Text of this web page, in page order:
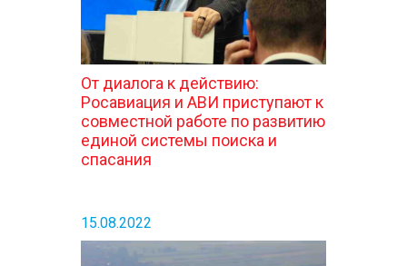
От диалога к действию:
Росавиация и АВИ приступают к
совместной работе по развитию
единой системы поиска и
спасания
15.08.2022